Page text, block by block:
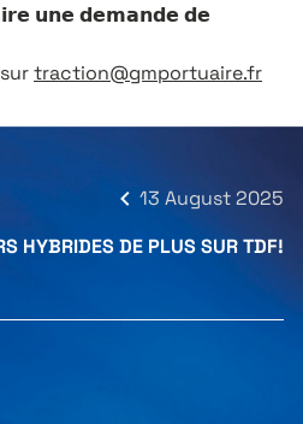
𝘂𝗻𝗲 𝗱𝗲𝗺𝗮𝗻𝗱𝗲 𝗱𝗲
traction@gmportuaire.fr
13 August 2025
HYBRIDES DE PLUS SUR TDF!